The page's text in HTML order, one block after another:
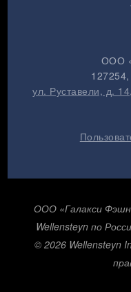
ООО
127254
ул. Руставели, д.
ООО «Галакси
Wellensteyn по
© 2026 Wellensteyn